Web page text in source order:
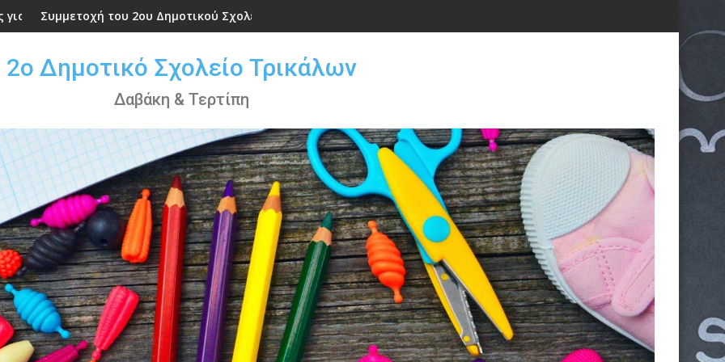
Σχολείου Τρικάλων στον αγώνα ανώμαλου δρόμου στα ΤΕΦΑΑ
Γιορτή για την επέτειο της 25 Μαρτίου 2026
2ο Δημοτικό Σχολείο Τρικάλων
Δαβάκη & Τερτίπη